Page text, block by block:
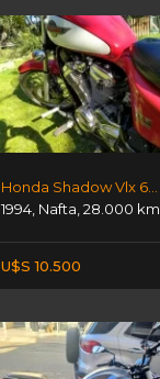
Honda Shadow Vlx 600 Deluxe
1994, Nafta 28.000 km.
U$S 10.500